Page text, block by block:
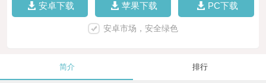
安卓下载 苹果下载 PC下载
安卓市场，安全绿色
简介 排行